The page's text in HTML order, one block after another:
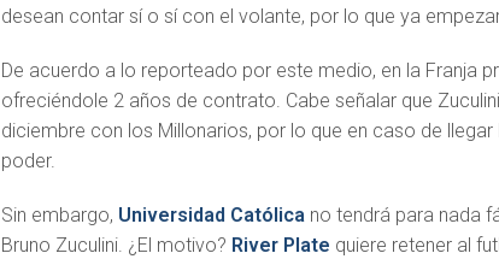
desean contar sí o sí con el volante, por lo que ya
De acuerdo a lo reporteado por este medio, en la Franja
ofreciéndole 2 años de contrato. Cabe señalar que
diciembre con los Millonarios, por lo que en caso de llegar
poder.
Sin embargo, Universidad Católica no tendrá para nada
Bruno Zuculini. ¿El motivo? River Plate quiere retener al